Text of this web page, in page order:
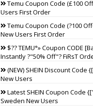
Temu Coupon Code (£100
Users First Order
Temu Coupon Code (?100
New Users First Order
$?? TEMU°» Coupon CODE
Instantly ?"50% Off"? FiRsT
(NEW) SHEIN Discount Code
New Users
Latest SHEIN Coupon Code
Sweden New Users